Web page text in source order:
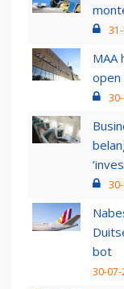
MAA
open
bot
30-